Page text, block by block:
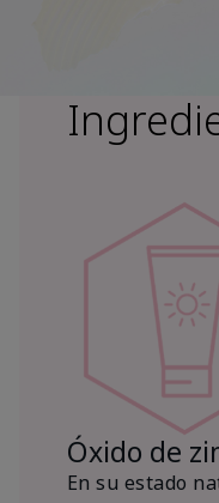
Óxido de
En su estado